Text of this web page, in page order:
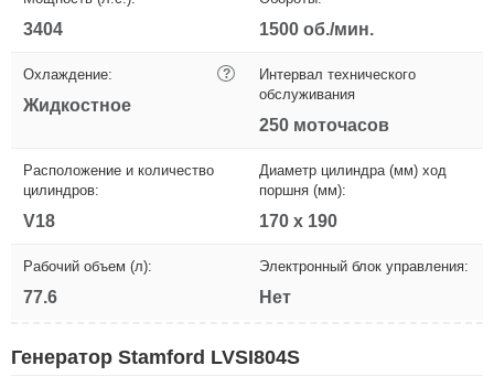
3404 1500 об./мин.
Охлаждение: ?
Жидкостное
Интервал технического
обслуживания
250 моточасов
Расположение и количество
цилиндров:
V18
Диаметр цилиндра (мм) ход
поршня (мм):
170 х 190
Рабочий объем (л):
77.6
Электронный блок управления:
Нет
Генератор Stamford LVSI804S